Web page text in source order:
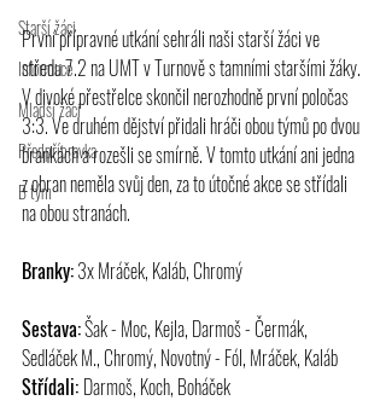
Starší žáci
Informace
Mladší žáci
Předpřípravka
B tým
První přípravné utkání sehráli naši starší žáci ve
středu 7.2 na UMT v Turnově s tamními staršími žáky.
V divoké přestřelce skončil nerozhodně první poločas
3:3. Ve druhém dějství přidali hráči obou týmů po dvou
brankách a rozešli se smírně. V tomto utkání ani jedna
z obran neměla svůj den, za to útočné akce se střídali
na obou stranách.
Branky: 3x Mráček, Kaláb, Chromý
Sestava: Šak - Moc, Kejla, Darmoš - Čermák,
Sedláček M., Chromý, Novotný - Fól, Mráček, Kaláb
Střídali: Darmoš, Koch, Boháček